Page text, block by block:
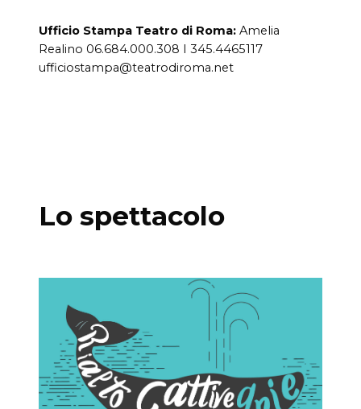
Ufficio Stampa Teatro di Roma: Amelia
Realino 06.684.000.308 I 345.4465117
ufficiostampa@teatrodiroma.net
Lo spettacolo